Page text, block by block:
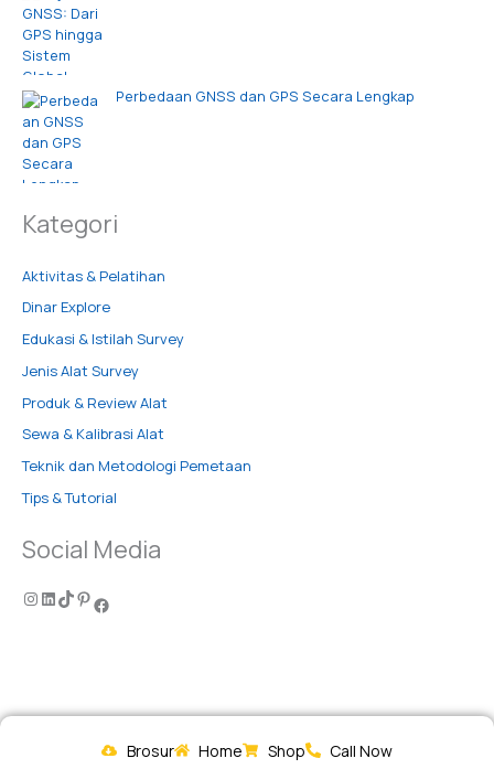
Perbedaan GNSS dan GPS Secara Lengkap
Kategori
Aktivitas & Pelatihan
Dinar Explore
Edukasi & Istilah Survey
Jenis Alat Survey
Produk & Review Alat
Sewa & Kalibrasi Alat
Teknik dan Metodologi Pemetaan
Tips & Tutorial
Social Media
Brosur Home Shop Call Now